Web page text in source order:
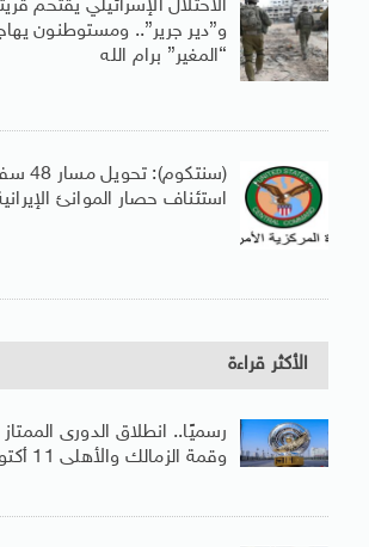
الاحتلال الإسرائيلي يقتحم
و”دير جرير”.. ومستوطنون
“المغير” برام الله
(سنتكوم):
استئناف حصار الموانئ
الأكثر قراءة
وقمة الزمالك والأهلى 11 أكتوبر